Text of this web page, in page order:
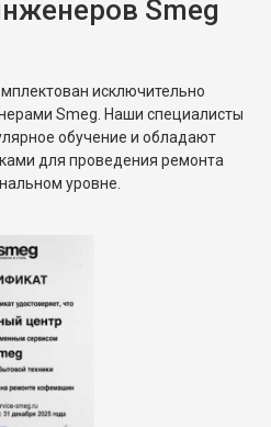
Smeg
исключительно
Smeg. Наши специалисты
обучение и обладают
для проведения ремонта
уровне.